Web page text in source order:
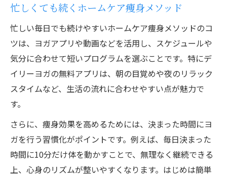
忙しくても続くホームケア痩身メソッド
忙しい毎日でも続けやすいホームケア痩身メソッドのコ
ツは、ヨガアプリや動画などを活用し、スケジュールや
気分に合わせて短いプログラムを選ぶことです。特にデ
イリーヨガの無料アプリは、朝の目覚めや夜のリラック
スタイムなど、生活の流れに合わせやすい点が魅力で
す。
さらに、痩身効果を高めるためには、決まった時間にヨ
ガを行う習慣化がポイントです。例えば、毎日決まった
時間に10分だけ体を動かすことで、無理なく継続できる
上、心身のリズムが整いやすくなります。はじめは簡単